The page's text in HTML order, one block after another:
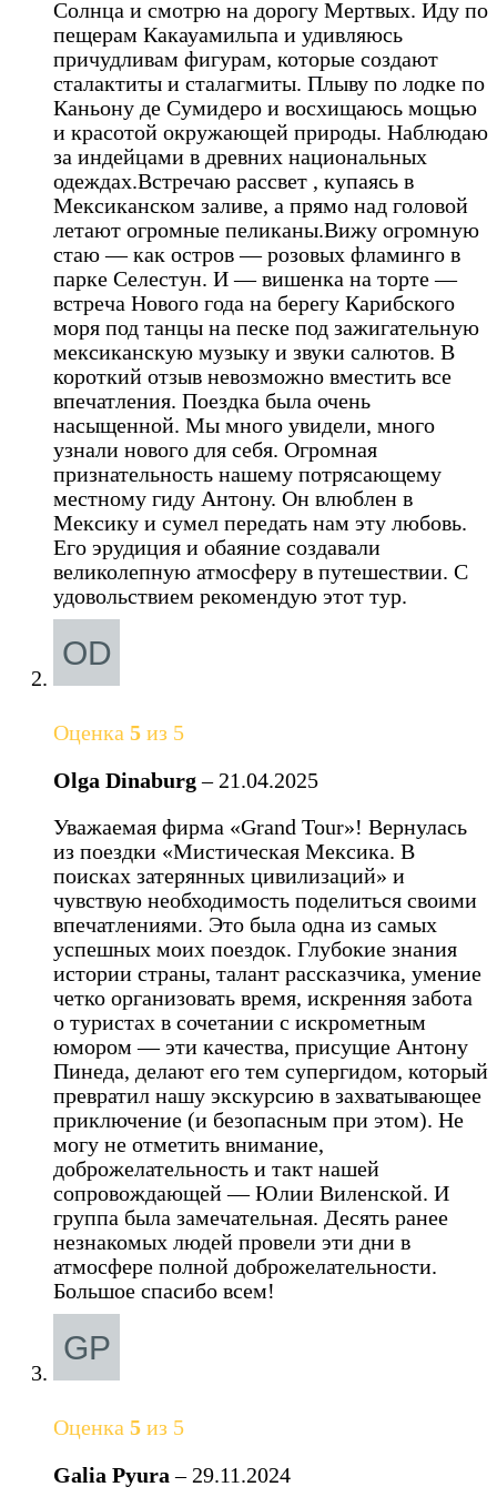
Солнца и смотрю на дорогу Мертвых. Иду по
пещерам Какауамильпа и удивляюсь
причудливам фигурам, которые создают
сталактиты и сталагмиты. Плыву по лодке по
Каньону де Сумидеро и восхищаюсь мощью
и красотой окружающей природы. Наблюдаю
за индейцами в древних национальных
одеждах.Встречаю рассвет , купаясь в
Мексиканском заливе, а прямо над головой
летают огромные пеликаны.Вижу огромную
стаю — как остров — розовых фламинго в
парке Селестун. И — вишенка на торте —
встреча Нового года на берегу Карибского
моря под танцы на песке под зажигательную
мексиканскую музыку и звуки салютов. В
короткий отзыв невозможно вместить все
впечатления. Поездка была очень
насыщенной. Мы много увидели, много
узнали нового для себя. Огромная
признательность нашему потрясающему
местному гиду Антону. Он влюблен в
Мексику и сумел передать нам эту любовь.
Его эрудиция и обаяние создавали
великолепную атмосферу в путешествии. С
удовольствием рекомендую этот тур.
Оценка 5 из 5
Olga Dinaburg– 21.04.2025
Уважаемая фирма «Grand Tour»! Вернулась
из поездки «Мистическая Мексика. В
поисках затерянных цивилизаций» и
чувствую необходимость поделиться своими
впечатлениями. Это была одна из самых
успешных моих поездок. Глубокие знания
истории страны, талант рассказчика, умение
четко организовать время, искренняя забота
о туристах в сочетании с искрометным
юмором — эти качества, присущие Антону
Пинеда, делают его тем супергидом, который
превратил нашу экскурсию в захватывающее
приключение (и безопасным при этом). Не
могу не отметить внимание,
доброжелательность и такт нашей
сопровождающей — Юлии Виленской. И
группа была замечательная. Десять ранее
незнакомых людей провели эти дни в
атмосфере полной доброжелательности.
Большое спасибо всем!
Оценка 5 из 5
Galia Pyura– 29.11.2024